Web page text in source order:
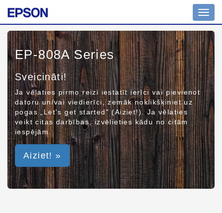
EP-808A Series
Sveicināti!
Ja vēlaties pirmo reizi iestatīt ierīci vai pievienot
datoru un/vai viedierīci, zemāk noklikšķiniet uz
pogas „Let's get started” (Aiziet!). Ja vēlaties
veikt citas darbības, izvēlieties kādu no citām
iespējām.
Aiziet! »